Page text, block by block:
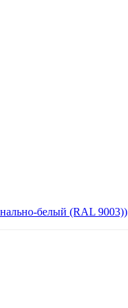
белый (RAL 9003))